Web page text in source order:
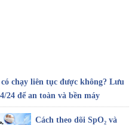
chạy liên tục được không? Lưu
24 để an toàn và bền máy
Cách theo dõi SpO₂ và